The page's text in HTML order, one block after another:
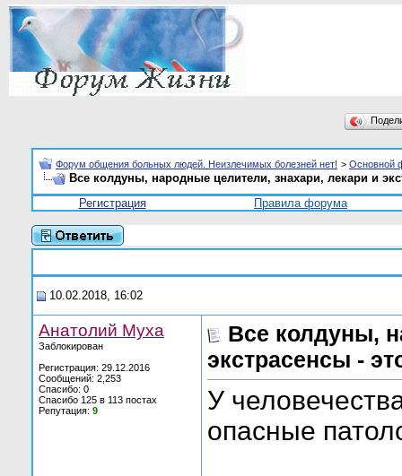
Форум общения больных людей. Неизлечимых болезней нет! > Основной
Все колдуны, народные целители, знахари, лекари и
Регистрация
Правила форума
10.02.2018, 16:02
Анатолий Муха
Заблокирован
Регистрация: 29.12.2016
Сообщений: 2,253
Спасибо: 0
Спасибо 125 в 113 постах
Репутация: 9
Все колдуны,
экстрасенсы -
У
опасные